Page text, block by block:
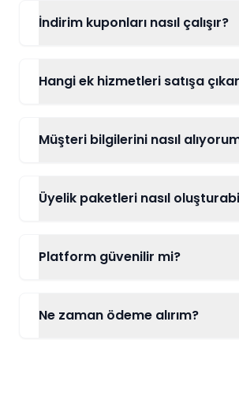
İndirim kuponları nasıl çalışır?
Hangi ek hizmetleri satışa
Müşteri bilgilerini nasıl
Üyelik paketleri nasıl
Platform güvenilir mi?
Ne zaman ödeme alırım?